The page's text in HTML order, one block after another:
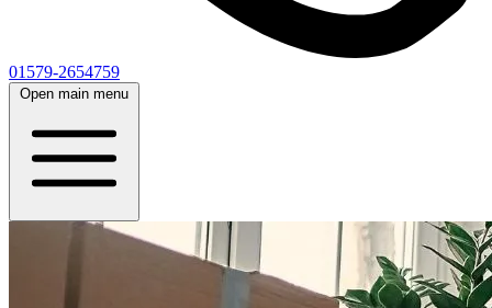
01579-2654759
Open main menu